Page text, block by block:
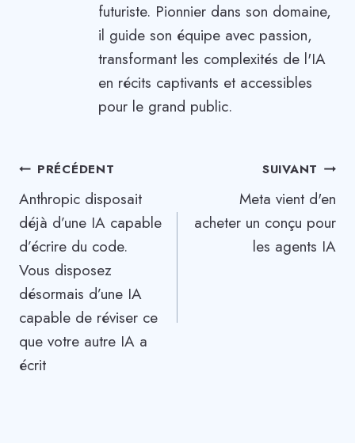
futuriste. Pionnier dans son domaine,
il guide son équipe avec passion,
transformant les complexités de l'IA
en récits captivants et accessibles
pour le grand public.
Navigation
de
l’article
PRÉCÉDENT
Anthropic disposait
déjà d’une IA capable
d’écrire du code.
Vous disposez
désormais d’une IA
capable de réviser ce
que votre autre IA a
écrit
SUIVANT
Meta vient d'en
acheter un conçu pour
les agents IA